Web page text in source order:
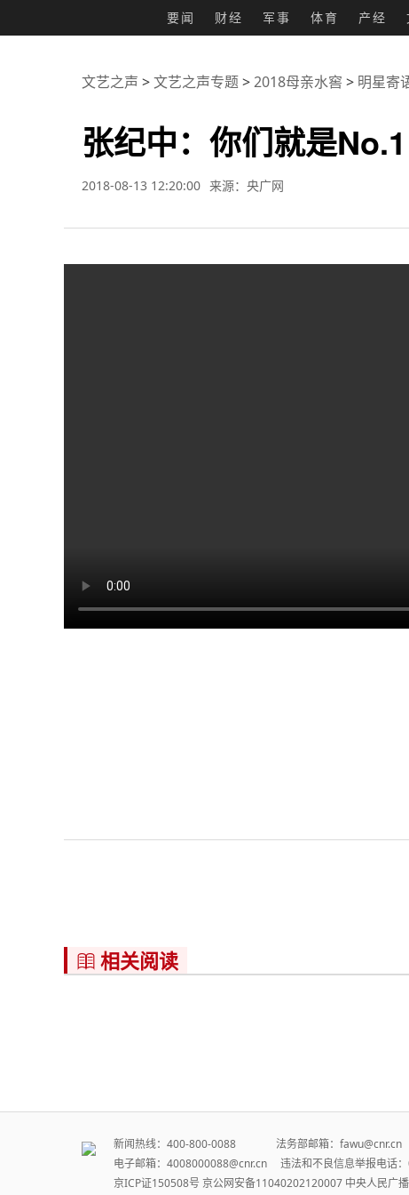
要闻 财经 军事 体育 产经
文艺之声 >文艺之声专题>2018母亲水窖 > 明星寄
张纪中：你们就是No.1
2018-08-13 12:20:00 来源：央广网
 相关阅读
新闻热线：400-800-0088 法务部邮箱：
电子邮箱：4008000088@cnr.cn 违法和不良信息举报电话
京ICP证150508号 京公网安备11040202120007 中央人民广